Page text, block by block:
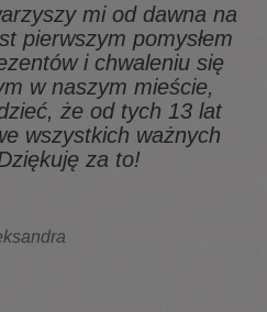
mi od dawna na
pierwszym pomysłem
i chwaleniu się
w naszym mieście,
że od tych 13 lat
wszystkich ważnych
za to!